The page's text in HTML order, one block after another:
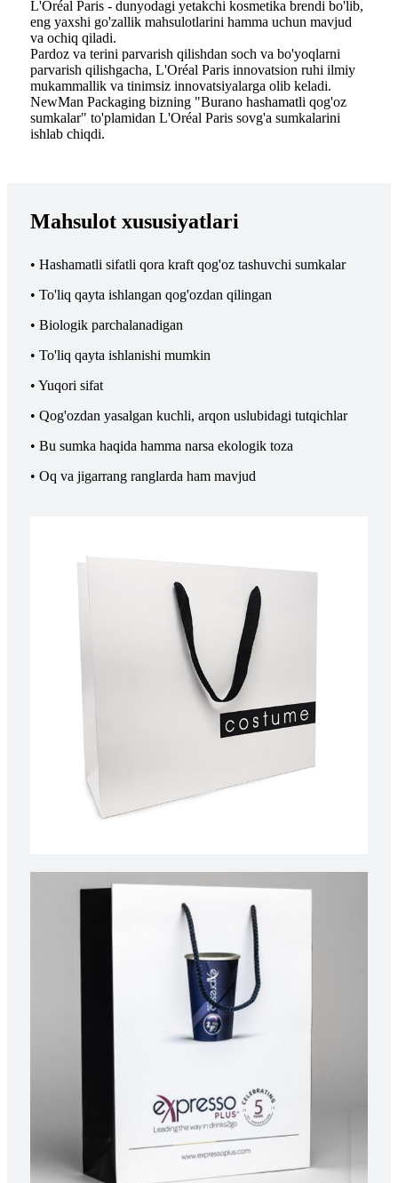
L'Oréal Paris - dunyodagi yetakchi kosmetika brendi bo'lib,
eng yaxshi go'zallik mahsulotlarini hamma uchun mavjud
va ochiq qiladi.
Pardoz va terini parvarish qilishdan soch va bo'yoqlarni
parvarish qilishgacha, L'Oréal Paris innovatsion ruhi ilmiy
mukammallik va tinimsiz innovatsiyalarga olib keladi.
NewMan Packaging bizning "Burano hashamatli qog'oz
sumkalar" to'plamidan L'Oréal Paris sovg'a sumkalarini
ishlab chiqdi.
Mahsulot xususiyatlari
• Hashamatli sifatli qora kraft qog'oz tashuvchi sumkalar
• To'liq qayta ishlangan qog'ozdan qilingan
• Biologik parchalanadigan
• To'liq qayta ishlanishi mumkin
• Yuqori sifat
• Qog'ozdan yasalgan kuchli, arqon uslubidagi tutqichlar
• Bu sumka haqida hamma narsa ekologik toza
• Oq va jigarrang ranglarda ham mavjud